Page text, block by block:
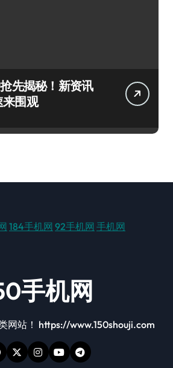
先揭秘！新资讯
围观
184手机网 92手机网 手机网
手机网
网站！ https://www.150shouji.com